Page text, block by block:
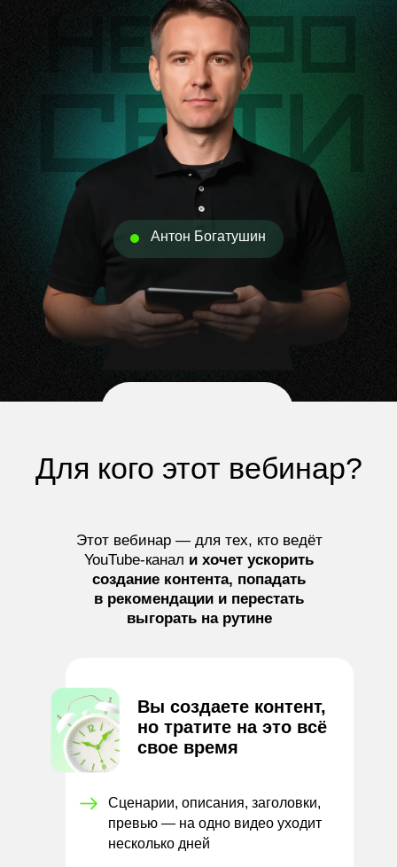
Антон Богатушин
Для кого этот вебинар?
Этот вебинар — для тех, кто ведёт
YouTube-канал и хочет ускорить
создание контента, попадать
в рекомендации и перестать
выгорать на рутине
Вы создаете контент,
но тратите на это всё
свое время
Сценарии, описания, заголовки,
превью — на одно видео уходит
несколько дней